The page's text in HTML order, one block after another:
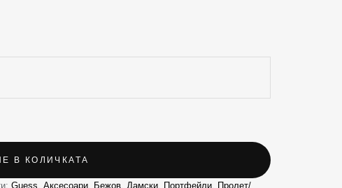
В КОЛИЧКАТА
Guess Аксесоари, Бежов, Дамски, Портфейли, Пролет/